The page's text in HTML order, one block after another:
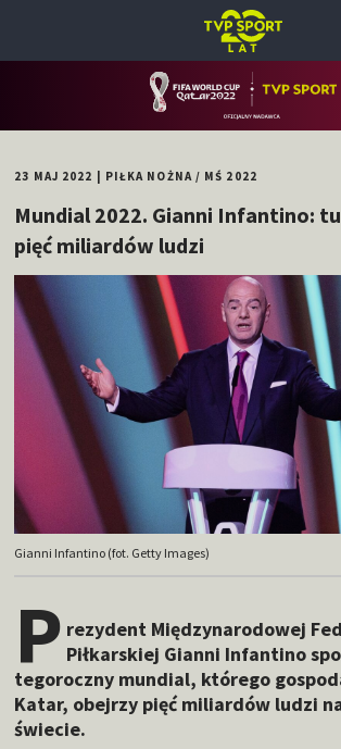
23 MAJ 2022 PIŁKA NOŻNA/ MŚ 2022
Mundial 2022. Gianni Infantino:
pięć miliardów ludzi
Gianni Infantino (fot. Getty Images)
P rezydent Międzynarodowej
Piłkarskiej Gianni Infantino
tegoroczny mundial, którego
Katar, obejrzy pięć miliardów ludzi
świecie.